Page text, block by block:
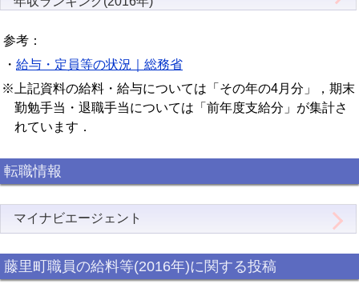
参考：
・ 給与・定員等の状況｜総務省
※上記資料の給料・給与については「その年の4月分」，期末
勤勉手当・退職手当については「前年度支給分」が集計さ
れています．
転職情報
マイナビエージェント
藤里町職員の給料等(2016年)に関する投稿